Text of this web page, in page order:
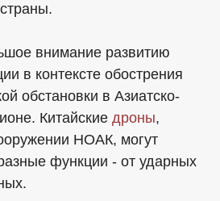
внимание развитию
в контексте обострения
обстановки в Азиатско-
Китайские дроны,
НОАК, могут
функции - от ударных